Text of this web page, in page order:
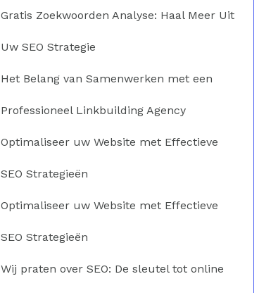
Gratis Zoekwoorden Analyse: Haal Meer Uit
Uw SEO Strategie
Het Belang van Samenwerken met een
Professioneel Linkbuilding Agency
Optimaliseer uw Website met Effectieve
SEO Strategieën
Optimaliseer uw Website met Effectieve
SEO Strategieën
Wij praten over SEO: De sleutel tot online